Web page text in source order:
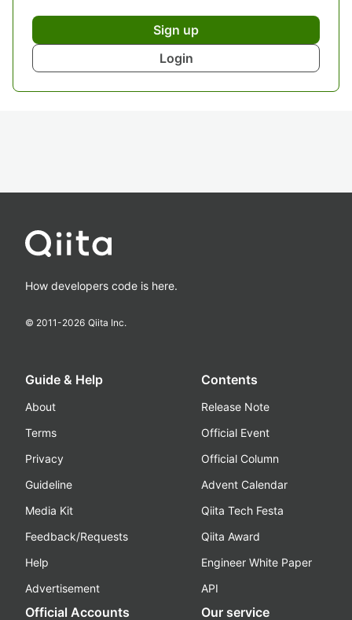
Sign up
Login
How developers code is here.
© 2011-2026 Qiita Inc.
Guide & Help
About
Terms
Privacy
Guideline
Media Kit
Feedback/Requests
Help
Advertisement
Contents
Release Note
Official Event
Official Column
Advent Calendar
Qiita Tech Festa
Qiita Award
Engineer White Paper
API
Official Accounts Our service